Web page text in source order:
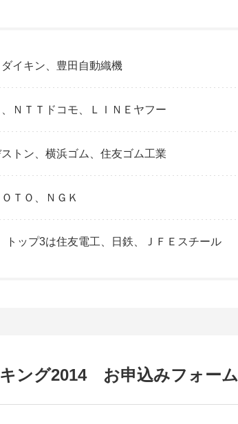
イキン、豊田自動織機
ＮＴＴドコモ、ＬＩＮＥヤフー
トン、横浜ゴム、住友ゴム工業
ＴＯ、ＮＧＫ
ップ3は住友電工、日鉄、ＪＦＥスチール
ング2014 お申込みフォーム